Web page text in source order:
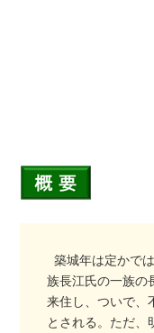
築城年は定かで
族長江氏の一族の
来住し、ついで、
とされる。ただ、